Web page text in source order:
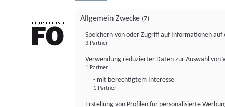
Allgemein Zwecke (7)
Speichern von oder Zugriff auf Informationen auf
3 Partner
Verwendung reduzierter Daten zur Auswahl von
1 Partner
- mit berechtigtem Interesse
1 Partner
Erstellung von Profilen für personalisierte
FONDS professionell